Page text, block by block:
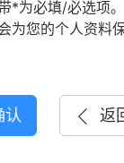
*为必填/必选项
为您的个人资料保
认 返